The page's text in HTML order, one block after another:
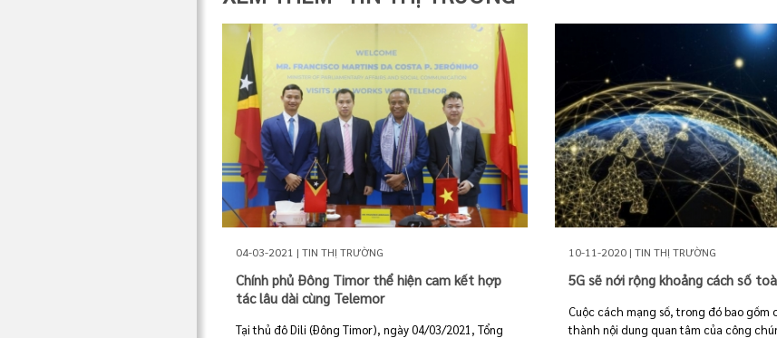
04-03-2021 | TIN THỊ TRƯỜNG
Chính phủ Đông Timor thể hiện cam kết hợp
tác lâu dài cùng Telemor
Tại thủ đô Dili (Đông Timor), ngày 04/03/2021, Tổng
10-11-2020 | TIN THỊ TRƯỜNG
5G sẽ nới rộng khoảng cách số
Cuộc cách mạng số, trong đó bao gồm
thành nội dung quan tâm của công